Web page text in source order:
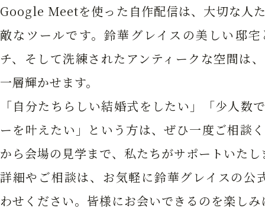
Google Meetを使った自作配信は、大切な人
敵なツールです。鈴華グレイスの美しい邸
チ、そして洗練されたアンティークな空間は
一層輝かせます。
「自分たちらしい結婚式をしたい」「少人数
ーを叶えたい」という方は、ぜひ一度ご相談
から会場の見学まで、私たちがサポートいたし
詳細やご相談は、お気軽に鈴華グレイスの公
わせください。皆様にお会いできるのを楽し